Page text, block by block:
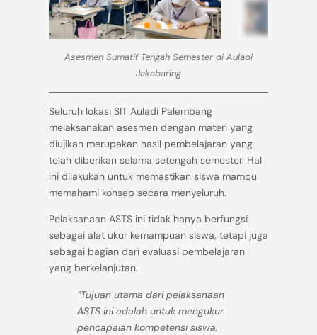
Asesmen Sumatif Tengah Semester di Auladi
Jakabaring
Seluruh lokasi SIT Auladi Palembang
melaksanakan asesmen dengan materi yang
diujikan merupakan hasil pembelajaran yang
telah diberikan selama setengah semester. Hal
ini dilakukan untuk memastikan siswa mampu
memahami konsep secara menyeluruh.
Pelaksanaan ASTS ini tidak hanya berfungsi
sebagai alat ukur kemampuan siswa, tetapi juga
sebagai bagian dari evaluasi pembelajaran
yang berkelanjutan.
“Tujuan utama dari pelaksanaan
ASTS ini adalah untuk mengukur
pencapaian kompetensi siswa,